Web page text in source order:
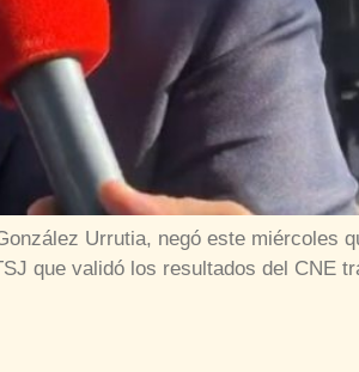
Urrutia, negó este miércoles
que validó los resultados del CNE